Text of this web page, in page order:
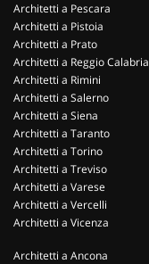
Architetti a Pescara
Architetti a Pistoia
Architetti a Prato
Architetti a Reggio Calabria
Architetti a Rimini
Architetti a Salerno
Architetti a Siena
Architetti a Taranto
Architetti a Torino
Architetti a Treviso
Architetti a Varese
Architetti a Vercelli
Architetti a Vicenza
Architetti a Ancona